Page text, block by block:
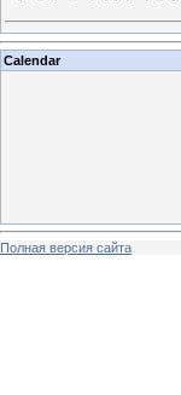
Calendar
Полная версия сайта